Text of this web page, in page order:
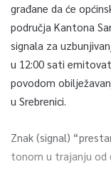
građane da će
područja Kantona
signala za
u 12:00 sati
povodom
u Srebrenici.
Znak (signal)
tonom u trajanju od